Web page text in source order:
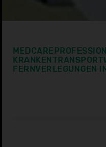
FERNVERLEGUNGEN